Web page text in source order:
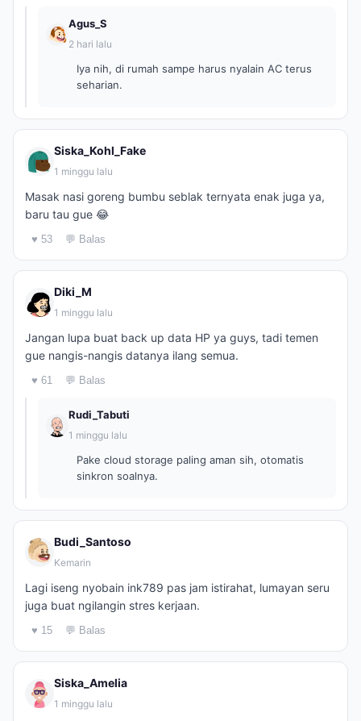
Agus_S
2 hari lalu
Iya nih, di rumah sampe harus nyalain AC terus
seharian.
Siska_Kohl_Fake
1 minggu lalu
Masak nasi goreng bumbu seblak ternyata enak juga ya,
baru tau gue 😂
♥ 53 💬 Balas
Diki_M
1 minggu lalu
Jangan lupa buat back up data HP ya guys, tadi temen
gue nangis-nangis datanya ilang semua.
♥ 61 💬 Balas
Rudi_Tabuti
1 minggu lalu
Pake cloud storage paling aman sih, otomatis
sinkron soalnya.
Budi_Santoso
Kemarin
Lagi iseng nyobain ink789 pas jam istirahat, lumayan seru
juga buat ngilangin stres kerjaan.
♥ 15 💬 Balas
Siska_Amelia
1 minggu lalu